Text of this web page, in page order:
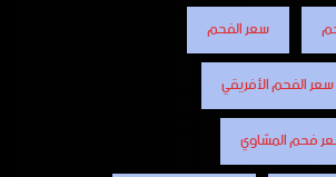
سعر الفحم
سعر الفحم الأفريقي
فحم المشاوي